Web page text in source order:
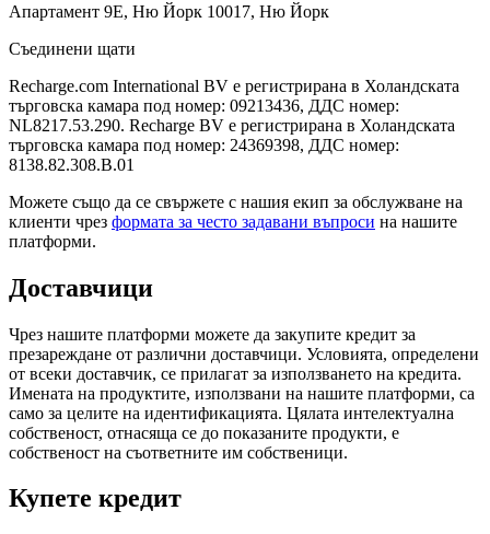
Апартамент 9E, Ню Йорк 10017, Ню Йорк
Съединени щати
Recharge.com International BV е регистрирана в Холандската
търговска камара под номер: 09213436, ДДС номер:
NL8217.53.290. Recharge BV е регистрирана в Холандската
търговска камара под номер: 24369398, ДДС номер:
8138.82.308.B.01
Можете също да се свържете с нашия екип за обслужване на
клиенти чрез формата за често задавани въпроси на нашите
платформи.
Доставчици
Чрез нашите платформи можете да закупите кредит за
презареждане от различни доставчици. Условията, определени
от всеки доставчик, се прилагат за използването на кредита.
Имената на продуктите, използвани на нашите платформи, са
само за целите на идентификацията. Цялата интелектуална
собственост, отнасяща се до показаните продукти, е
собственост на съответните им собственици.
Купете кредит